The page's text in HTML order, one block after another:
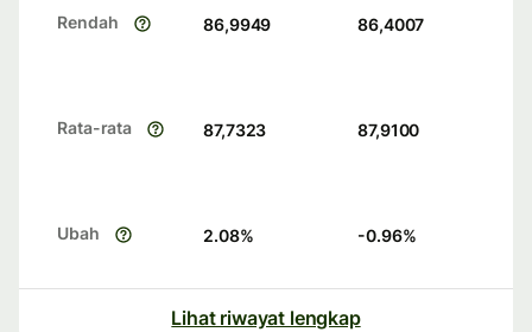
Rendah 86,9949 86,4007
Rata-rata 87,7323 87,9100
Ubah 2.08% -0.96%
Lihat riwayat lengkap